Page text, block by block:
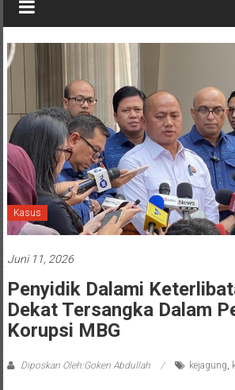
Kasus
Juni 11, 2026
Penyidik Dalami
Dekat Tersangka Dalam
Korupsi MBG
Diposkan Oleh:Goken Abdullah kejagung,